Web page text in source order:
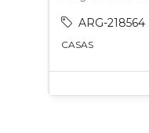
ARG-218564
CASAS